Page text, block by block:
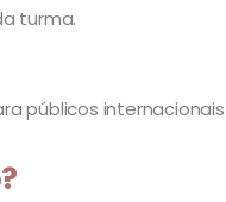
turma.
públicos internacionais.